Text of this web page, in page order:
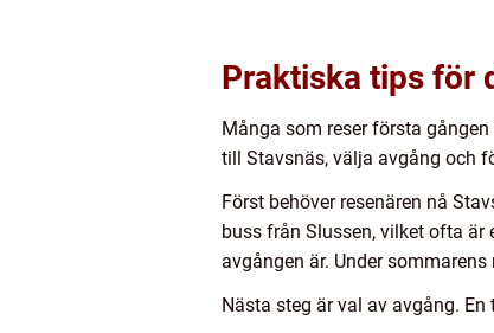
Praktiska tips för
Många som reser första
till Stavsnäs, välja avgång och
Först behöver resenären nå
buss från Slussen, vilket ofta
avgången är. Under
Nästa steg är val av avgång.